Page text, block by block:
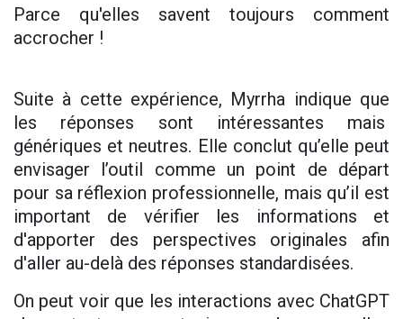
Parce qu'elles savent toujours comment
accrocher !
Suite à cette expérience, Myrrha indique que
les réponses sont intéressantes mais
génériques et neutres. Elle conclut qu’elle peut
envisager l’outil comme un point de départ
pour sa réflexion professionnelle, mais qu’il est
important de vérifier les informations et
d'apporter des perspectives originales afin
d'aller au-delà des réponses standardisées.
On peut voir que les interactions avec ChatGPT